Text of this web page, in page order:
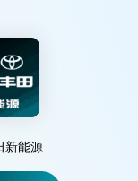
新能源